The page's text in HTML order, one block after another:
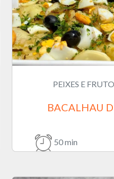
PEIXES E
BACALHAU
50 min